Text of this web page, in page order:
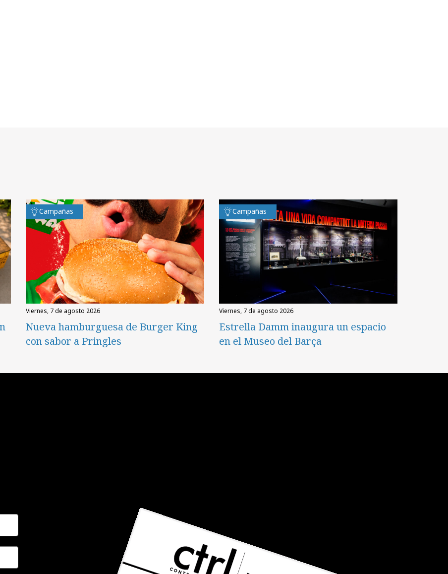
Campañas
viernes, 7 de agosto 2026
Nueva hamburguesa de Burger King
con sabor a Pringles
Campañas
viernes, 7 de agosto 2026
Estrella Damm inaugura un espacio
en el Museo del Barça